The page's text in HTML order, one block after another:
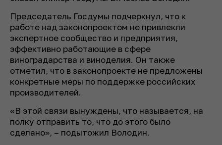
Председатель Госдумы подчеркнул, что к
работе над законопроектом не привлекли
экспертное сообщество и предприятия,
эффективно работающие в сфере
виноградарства и виноделия. Он также
отметил, что в законопроекте не предложены
конкретные меры по поддержке российских
производителей.
«В этой связи вынуждены, что называется, на
полку отправить то, что до этого было
сделано», – подытожил Володин.